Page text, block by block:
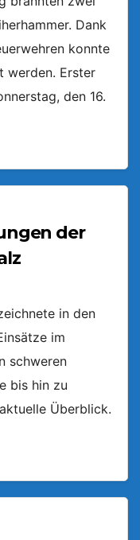
Dank
konnte
werden. Erster
den 16.
der
in den
im
schweren
bis hin zu
Überblick.